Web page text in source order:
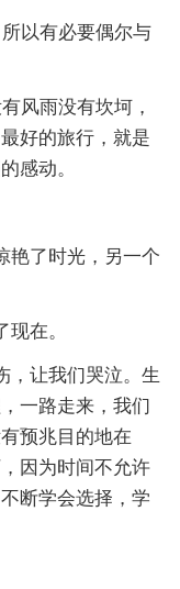
以有必要偶尔与
风雨没有坎坷，
好的旅行，就是
感动。
了时光，另一个
在。
让我们哭泣。生
一路走来，我们
预兆目的地在
因为时间不允许
断学会选择，学